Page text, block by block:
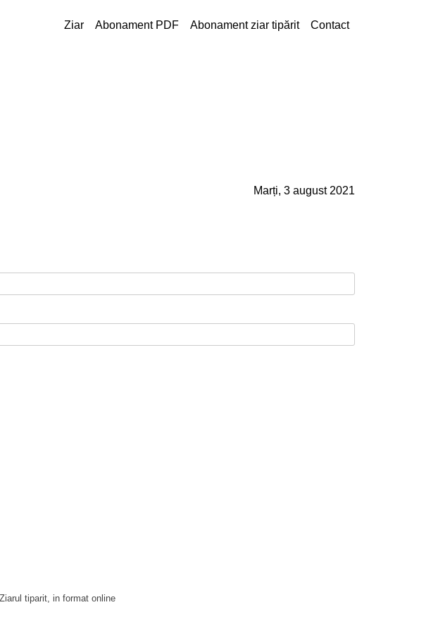
Ziar Abonament PDF Abonament ziar tipărit Contact
Marți, 3 august 2021
tiparit, in format online